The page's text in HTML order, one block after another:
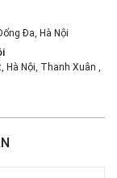
Đa, Hà Nội
Nội, Thanh Xuân ,